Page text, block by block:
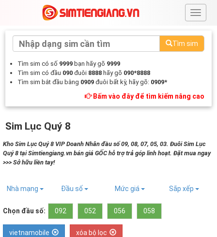
#
Tìm sim
Tìm sim có số 9999 bạn hãy gõ 9999
Tìm sim có đầu 090 đuôi 8888 hãy gõ 090*8888
Tìm sim bắt đầu bằng 0909 đuôi bất kỳ, hãy gõ: 0909*
Bấm vào đây để tìm kiếm nâng cao
Sim Lục Quý 8
Kho Sim Lục Quý 8 VIP Doanh Nhân đầu số 09, 08, 07, 05, 03. Đuôi Sim Lục
Quý 8 tại Simtiengiang.vn bán giá GỐC hỗ trợ trả góp linh hoạt. Đặt mua ngay
>>> Sở hữu liền tay!
Nhà mạng Đầu số Mức giá Sắp xếp
Chọn đầu số: 092 052 056 058
vietnamobile xóa bộ lọc